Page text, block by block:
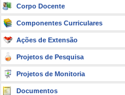
Corpo Docente
Componentes Curriculares
Ações de Extensão
Projetos de Pesquisa
Projetos de Monitoria
Documentos